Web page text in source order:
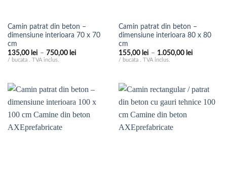
Camin patrat din beton –
dimensiune interioara 70 x 70
cm
135,00 lei – 750,00 leiInterval
la
750,00 lei
/ bucata . TVA inclus.
Camin patrat din beton –
dimensiune interioara 80 x 80
cm
155,00 lei – 1.050,00 leiInterval
1.050,00
/ bucata . TVA inclus.